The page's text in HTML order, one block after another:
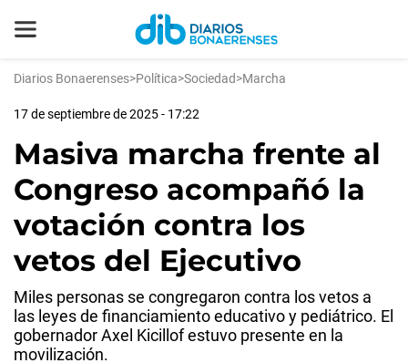
Diarios Bonaerenses>Política>Sociedad>Marcha
17 de septiembre de 2025 - 17:22
Masiva marcha frente al
Congreso acompañó la
votación contra los
vetos del Ejecutivo
Miles personas se congregaron contra los vetos a
las leyes de financiamiento educativo y pediátrico. El
gobernador Axel Kicillof estuvo presente en la
movilización.